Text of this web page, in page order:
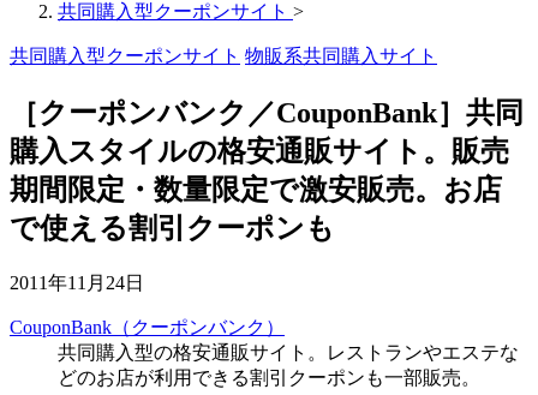
共同購入型クーポンサイト >
共同購入型クーポンサイト 物販系共同購入サイト
［クーポンバンク／CouponBank］共同
購入スタイルの格安通販サイト。販売
期間限定・数量限定で激安販売。お店
で使える割引クーポンも
2011年11月24日
CouponBank（クーポンバンク）
共同購入型の格安通販サイト。レストランやエステな
どのお店が利用できる割引クーポンも一部販売。